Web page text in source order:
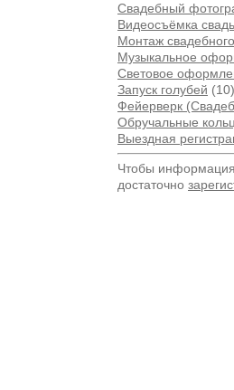
Свадебный
Видеосъёмка
Монтаж
Музыкальное
Световое
Запуск голубей (10)
Фейерверк
Обручальные
Выездная
Чтобы
достаточно